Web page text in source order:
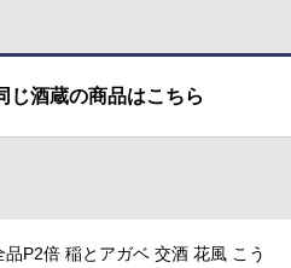
じ酒蔵の商品はこちら
品P2倍 稲とアガベ 交酒 花風 こう